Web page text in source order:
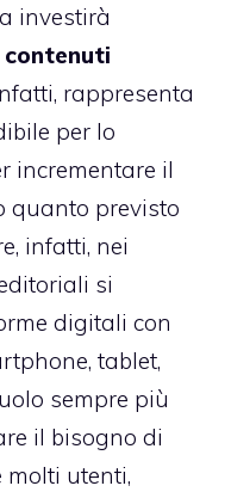
investirà
contenuti
rappresenta
per lo
incrementare il
quanto previsto
infatti, nei
si
digitali con
tablet,
sempre più
il bisogno di
utenti,